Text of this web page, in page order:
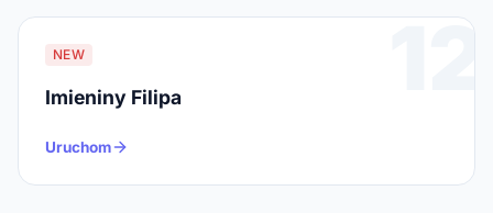
12
NEW
Imieniny Filipa
Uruchom